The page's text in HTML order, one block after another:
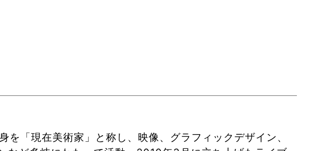
を「現在美術家」と称し、映像、グラフィックデザイン、